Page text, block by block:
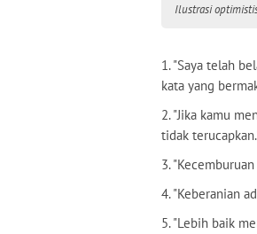
Ilustrasi
1. "Saya telah
kata yang
2. "Jika kamu
tidak
3.
4. "Keberanian
5. "Lebih baik